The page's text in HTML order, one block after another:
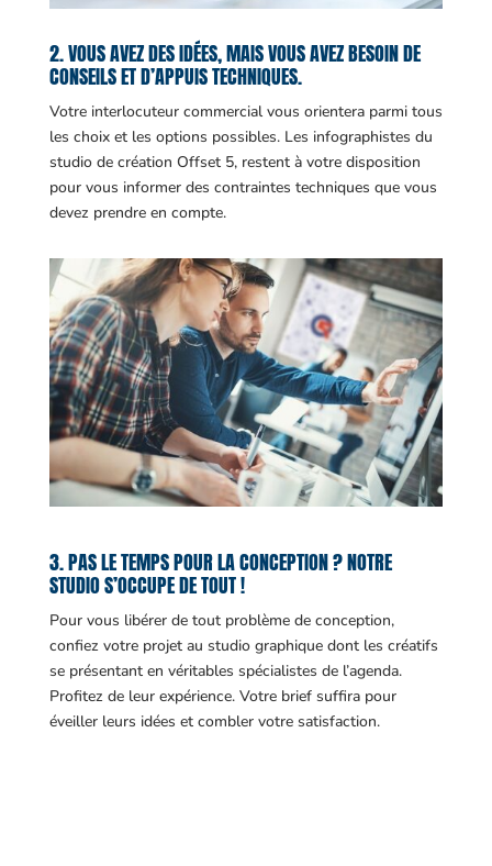
2. VOUS AVEZ DES IDÉES, MAIS VOUS AVEZ BESOIN DE
CONSEILS ET D’APPUIS TECHNIQUES.
Votre interlocuteur commercial vous orientera parmi tous
les choix et les options possibles. Les infographistes du
studio de création Offset 5, restent à votre disposition
pour vous informer des contraintes techniques que vous
devez prendre en compte.
3. PAS LE TEMPS POUR LA CONCEPTION ? NOTRE
STUDIO S’OCCUPE DE TOUT !
Pour vous libérer de tout problème de conception,
confiez votre projet au studio graphique dont les créatifs
se présentant en véritables spécialistes de l’agenda.
Profitez de leur expérience. Votre brief suffira pour
éveiller leurs idées et combler votre satisfaction.